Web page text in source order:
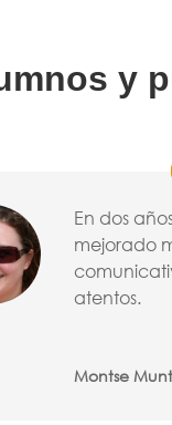
y
En dos
mejorado
atentos.
Montse